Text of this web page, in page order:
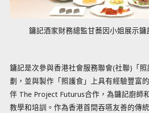
鏞記酒家財務總監甘蕎因小姐展示鏞
鏞記是次參與香港社會服務聯會(社聯)「
劃，並與製作「照護食」上具有經驗豐富
伴 The Project Futurus合作，為鏞記廚師
教學和培訓。作為香港首間吞嚥友善的傳